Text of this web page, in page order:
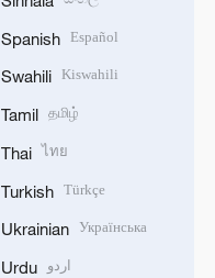
Spanish Español
Swahili Kiswahili
Tamil தமிழ்
Thai ไทย
Turkish Türkçe
Ukrainian Українська
Urdu اردو